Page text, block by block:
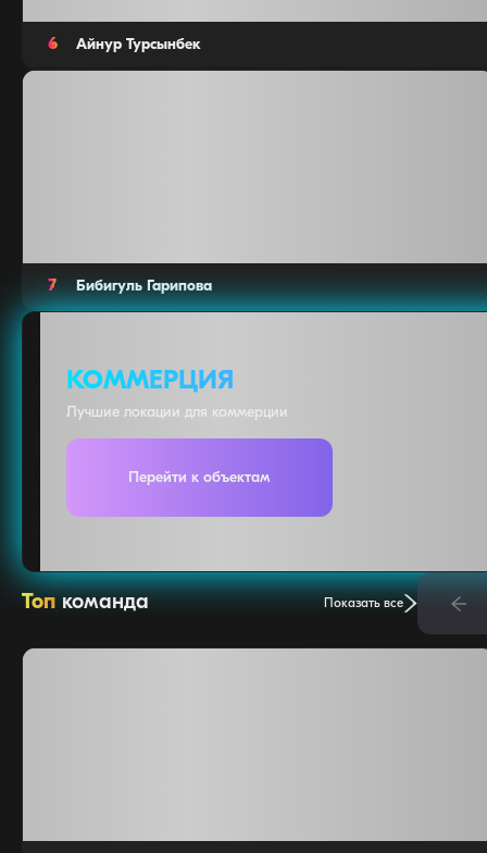
6 Айнур Турсынбек
7 Бибигуль Гарипова
КОММЕРЦИЯ
Лучшие локации для коммерции
Перейти к объектам
Топ команда Показать все